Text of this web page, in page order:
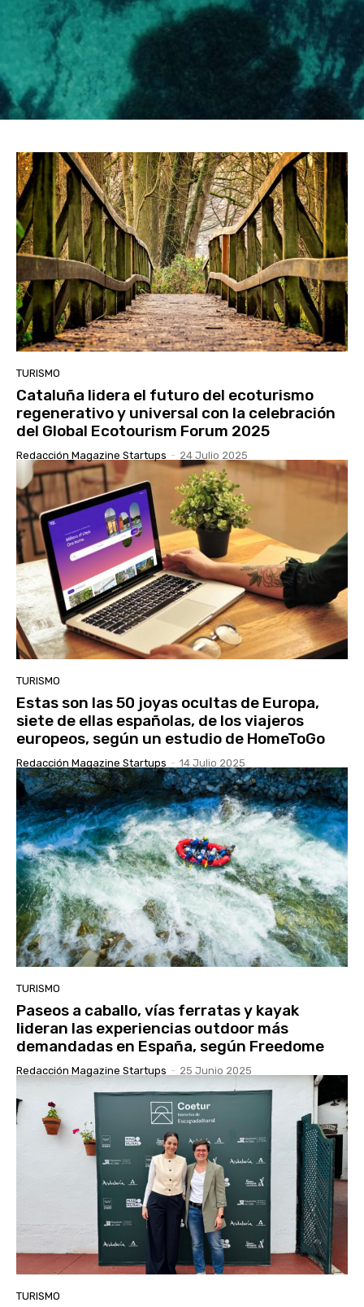
TURISMO
Cataluña lidera el futuro del ecoturismo
regenerativo y universal con la celebración
del Global Ecotourism Forum 2025
Redacción Magazine Startups - 24 Julio 2025
TURISMO
Estas son las 50 joyas ocultas de Europa,
siete de ellas españolas, de los viajeros
europeos, según un estudio de HomeToGo
Redacción Magazine Startups - 14 Julio 2025
TURISMO
Paseos a caballo, vías ferratas y kayak
lideran las experiencias outdoor más
demandadas en España, según Freedome
Redacción Magazine Startups - 25 Junio 2025
TURISMO